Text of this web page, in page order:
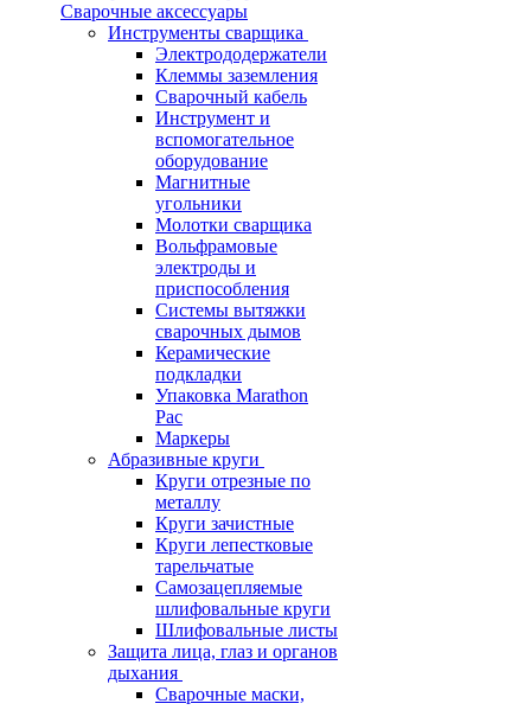
Сварочные аксессуары
Инструменты сварщика
Электрододержатели
Клеммы заземления
Сварочный кабель
Инструмент и
вспомогательное
оборудование
Магнитные
угольники
Молотки сварщика
Вольфрамовые
электроды и
приспособления
Системы вытяжки
сварочных дымов
Керамические
подкладки
Упаковка Marathon
Pac
Маркеры
Абразивные круги
Круги отрезные по
металлу
Круги зачистные
Круги лепестковые
тарельчатые
Самозацепляемые
шлифовальные круги
Шлифовальные листы
Защита лица, глаз и органов
дыхания
Сварочные маски,